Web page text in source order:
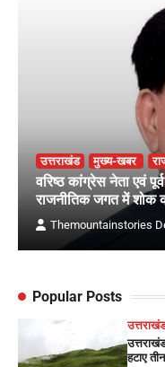
उत्तराखंड मुख्य-खबर
वरिष्ठ कांग्रेस नेता एवं
राजनीतिक जगत में शोक
Themountainstories
Popular Posts
हटाए